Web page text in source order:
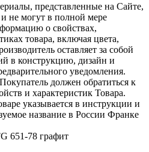
представленные на Сайте,
не могут в полной мере
о свойствах,
товара, включая цвета,
оставляет за собой
в конструкцию, дизайн и
уведомления.
должен обратиться к
и характеристик Товара.
указывается в инструкции и
название в России Франке
651-78 графит